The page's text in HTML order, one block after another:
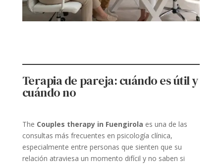
Terapia de pareja: cuándo es útil y
cuándo no
The Couples therapy in Fuengirola es una de las
consultas más frecuentes en psicología clínica,
especialmente entre personas que sienten que su
relación atraviesa un momento difícil y no saben si